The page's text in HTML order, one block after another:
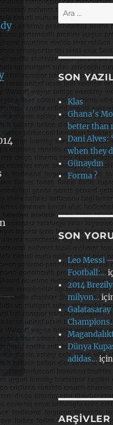
Ara:
SON
Klas
Ghana’s
better than
Dani Alves:
when they
Günaydın
Forma ?
SON
Leo Messi
Football:…
2014
milyon…
Galatasaray
Dünya
adidas…
ARŞIVLER